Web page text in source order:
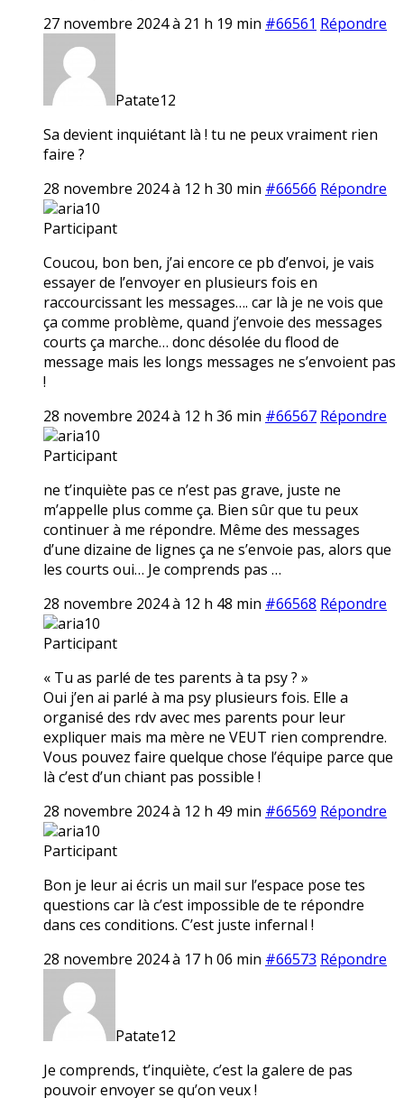
27 novembre 2024 à 21 h 19 min #66561 Répondre
Patate12
Sa devient inquiétant là ! tu ne peux vraiment rien
faire ?
28 novembre 2024 à 12 h 30 min #66566 Répondre
aria10
Participant
Coucou, bon ben, j’ai encore ce pb d’envoi, je vais
essayer de l’envoyer en plusieurs fois en
raccourcissant les messages…. car là je ne vois que
ça comme problème, quand j’envoie des messages
courts ça marche… donc désolée du flood de
message mais les longs messages ne s’envoient pas
!
28 novembre 2024 à 12 h 36 min #66567 Répondre
aria10
Participant
ne t’inquiète pas ce n’est pas grave, juste ne
m’appelle plus comme ça. Bien sûr que tu peux
continuer à me répondre. Même des messages
d’une dizaine de lignes ça ne s’envoie pas, alors que
les courts oui… Je comprends pas …
28 novembre 2024 à 12 h 48 min #66568 Répondre
aria10
Participant
« Tu as parlé de tes parents à ta psy ? »
Oui j’en ai parlé à ma psy plusieurs fois. Elle a
organisé des rdv avec mes parents pour leur
expliquer mais ma mère ne VEUT rien comprendre.
Vous pouvez faire quelque chose l’équipe parce que
là c’est d’un chiant pas possible !
28 novembre 2024 à 12 h 49 min #66569 Répondre
aria10
Participant
Bon je leur ai écris un mail sur l’espace pose tes
questions car là c’est impossible de te répondre
dans ces conditions. C’est juste infernal !
28 novembre 2024 à 17 h 06 min #66573 Répondre
Patate12
Je comprends, t’inquiète, c’est la galere de pas
pouvoir envoyer se qu’on veux !